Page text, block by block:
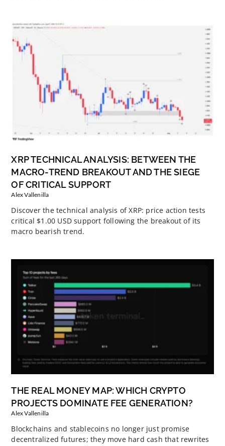
XRP TECHNICAL ANALYSIS: BETWEEN THE
MACRO-TREND BREAKOUT AND THE SIEGE
OF CRITICAL SUPPORT
Alex Vallenilla
Discover the technical analysis of XRP: price action tests
critical $1.00 USD support following the breakout of its
macro bearish trend.
THE REAL MONEY MAP: WHICH CRYPTO
PROJECTS DOMINATE FEE GENERATION?
Alex Vallenilla
Blockchains and stablecoins no longer just promise
decentralized futures; they move hard cash that rewrites